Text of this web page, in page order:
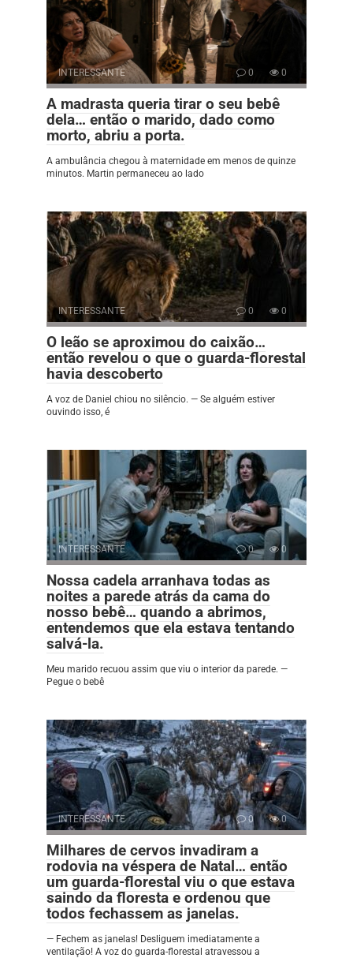
INTERESSANTE 0 0
A madrasta queria tirar o seu bebê
dela… então o marido, dado como
morto, abriu a porta.
A ambulância chegou à maternidade em menos de quinze
minutos. Martin permaneceu ao lado
INTERESSANTE 0 0
O leão se aproximou do caixão…
então revelou o que o guarda-florestal
havia descoberto
A voz de Daniel chiou no silêncio. — Se alguém estiver
ouvindo isso, é
INTERESSANTE 0 0
Nossa cadela arranhava todas as
noites a parede atrás da cama do
nosso bebê… quando a abrimos,
entendemos que ela estava tentando
salvá-la.
Meu marido recuou assim que viu o interior da parede. —
Pegue o bebê
INTERESSANTE 0 0
Milhares de cervos invadiram a
rodovia na véspera de Natal… então
um guarda-florestal viu o que estava
saindo da floresta e ordenou que
todos fechassem as janelas.
— Fechem as janelas! Desliguem imediatamente a
ventilação! A voz do guarda-florestal atravessou a